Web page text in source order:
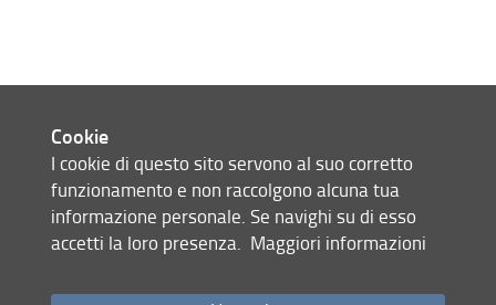
Mappa del sito
RSS feed
Privacy
Accessibilità e usabilità
Cookie
I cookie di questo sito servono al suo corretto
funzionamento e non raccolgono alcuna tua
informazione personale. Se navighi su di esso
accetti la loro presenza. Maggiori informazioni